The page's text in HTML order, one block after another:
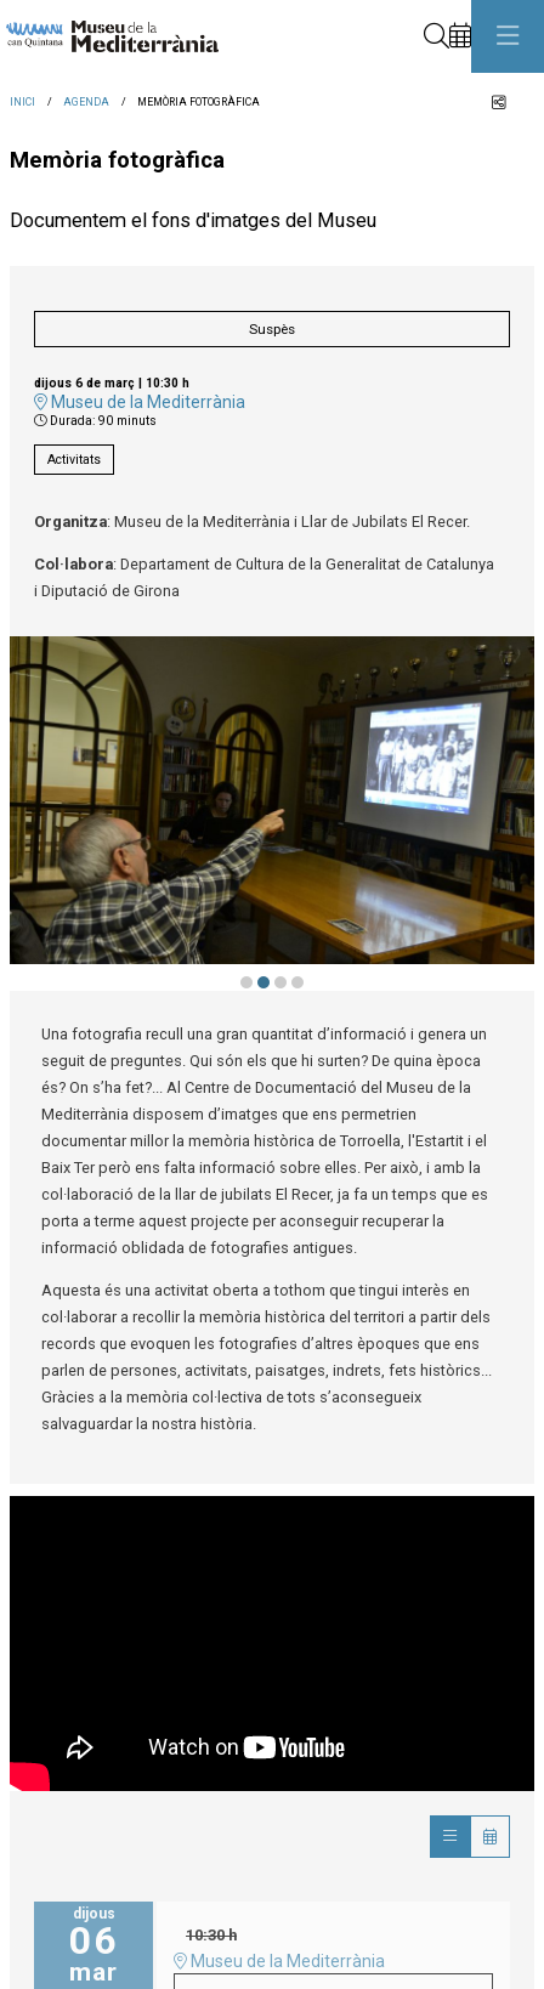
INICI AGENDA MEMÒRIA FOTOGRÀFICA
Memòria fotogràfica
Documentem el fons d'imatges del Museu
Suspès
dijous 6 de març | 10:30 h
Museu de la Mediterrània
Durada: 90 minuts
Activitats
Organitza: Museu de la Mediterrània i Llar de Jubilats El Recer.
Col·labora: Departament de Cultura de la Generalitat de Catalunya
i Diputació de Girona
Una fotografia recull una gran quantitat d’informació i genera un
seguit de preguntes. Qui són els que hi surten? De quina època
és? On s’ha fet?... Al Centre de Documentació del Museu de la
Mediterrània disposem d’imatges que ens permetrien
documentar millor la memòria històrica de Torroella, l'Estartit i el
Baix Ter però ens falta informació sobre elles. Per això, i amb la
col·laboració de la llar de jubilats El Recer, ja fa un temps que es
porta a terme aquest projecte per aconseguir recuperar la
informació oblidada de fotografies antigues.
Aquesta és una activitat oberta a tothom que tingui interès en
col·laborar a recollir la memòria històrica del territori a partir dels
records que evoquen les fotografies d’altres èpoques que ens
parlen de persones, activitats, paisatges, indrets, fets històrics...
Gràcies a la memòria col·lectiva de tots s’aconsegueix
salvaguardar la nostra història.
dijous
06
mar
10:30 h
Museu de la Mediterrània